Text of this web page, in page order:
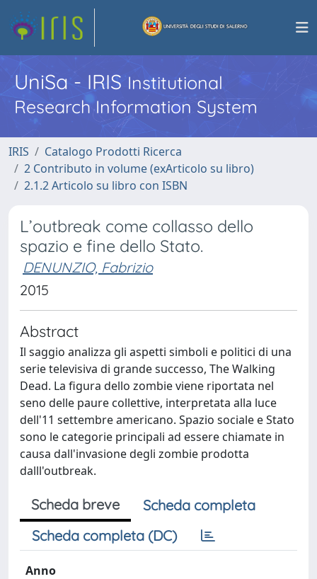
UniSa - IRISInstitutional
Research Information System
IRIS
Catalogo Prodotti Ricerca
2 Contributo in volume (exArticolo su libro)
2.1.2 Articolo su libro con ISBN
L’outbreak come collasso dello
spazio e fine dello Stato.
DENUNZIO, Fabrizio
2015
Abstract
Il saggio analizza gli aspetti simboli e politici di una
serie televisiva di grande successo, The Walking
Dead. La figura dello zombie viene riportata nel
seno delle paure collettive, interpretata alla luce
dell'11 settembre americano. Spazio sociale e Stato
sono le categorie principali ad essere chiamate in
causa dall'invasione degli zombie prodotta
dalll'outbreak.
Scheda breve
Scheda completa
Scheda completa (DC)
Anno